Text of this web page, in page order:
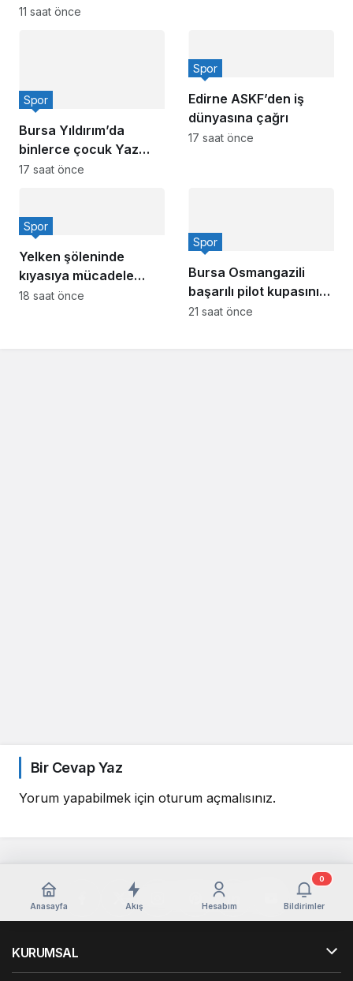
11 saat önce
Bursa Yıldırım’da
binlerce çocuk Yaz
Spor Okullarında
Spor
17 saat önce
Edirne ASKF’den iş
dünyasına çağrı
Spor
17 saat önce
Yelken şöleninde
kıyasıya mücadele
başlıyor
Spor
18 saat önce
Bursa Osmangazili
başarılı pilot kupasını
Başkan Aydın’la
Spor
21 saat önce
Bir Cevap Yaz
Yorum yapabilmek için oturum açmalısınız.
Anasayfa Akış Hesabım Bildirimler
0
KURUMSAL